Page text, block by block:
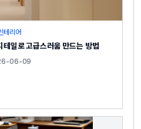
테리어
일로 고급스러움 만드는 방법
06-09